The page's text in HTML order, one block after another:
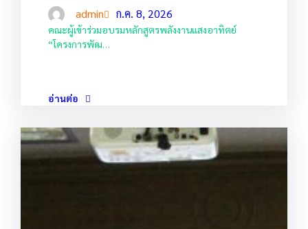
admin ก.ค. 8, 2026
คณะผู้เข้าร่วมอบรมหลักสูตรพลังงานแสงอาทิตย์
“โครงการพัฒ…
อ่านต่อ